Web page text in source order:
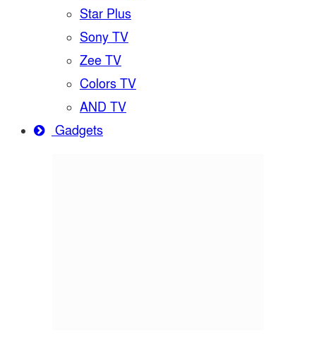
Star Plus
Sony TV
Zee TV
Colors TV
AND TV
Gadgets